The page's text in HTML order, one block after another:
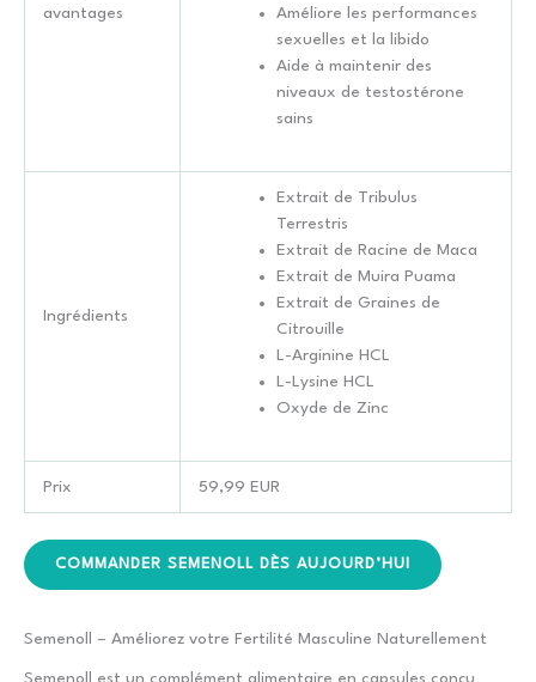
avantages
Améliore les performances
sexuelles et la libido
Aide à maintenir des
niveaux de testostérone
sains
Ingrédients
Extrait de Tribulus
Terrestris
Extrait de Racine de Maca
Extrait de Muira Puama
Extrait de Graines de
Citrouille
L-Arginine HCL
L-Lysine HCL
Oxyde de Zinc
Prix 59,99 EUR
COMMANDER SEMENOLL DÈS AUJOURD’HUI
Semenoll – Améliorez votre Fertilité Masculine Naturellement
Semenoll est un complément alimentaire en capsules conçu